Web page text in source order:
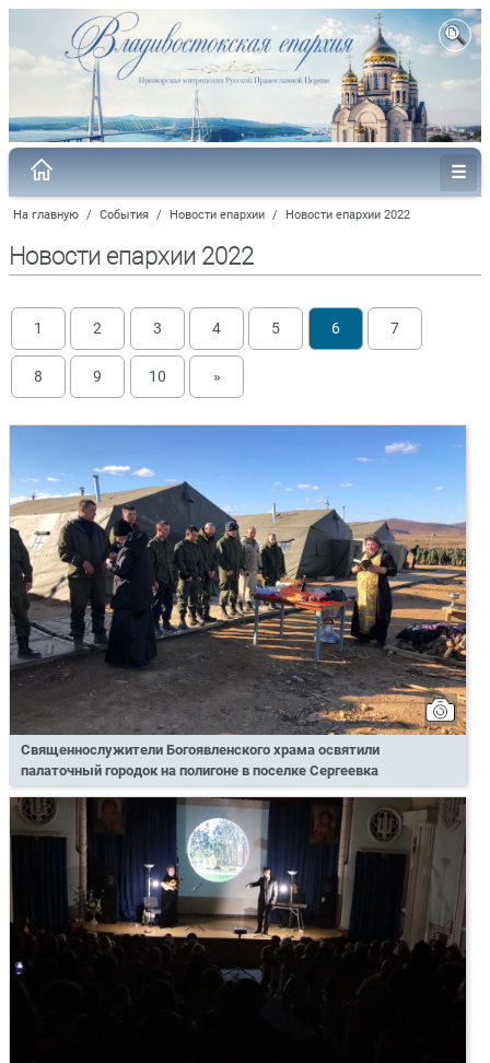
На главную / События / Новости епархии / Новости епархии 2022
Новости епархии 2022
1 2 3 4 5 6 7
8 9 10 »
Священнослужители Богоявленского храма освятили
палаточный городок на полигоне в поселке Сергеевка